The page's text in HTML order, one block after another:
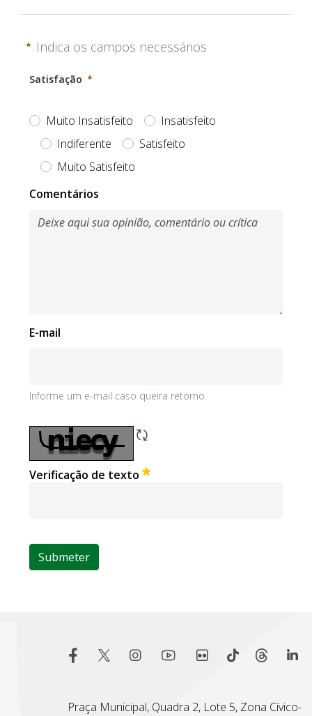
Indica os campos necessários
Satisfação
Muito Insatisfeito
Insatisfeito
Indiferente
Satisfeito
Muito Satisfeito
Obrigatório
Comentários
E-mail
Informe um e-mail caso queira retorno.
Verificação de texto Obrigatório
Submeter
Praça Municipal, Quadra 2, Lote 5, Zona Cívico-